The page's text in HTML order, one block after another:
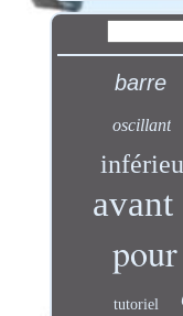
barre
oscillant
avant
pour
tutoriel